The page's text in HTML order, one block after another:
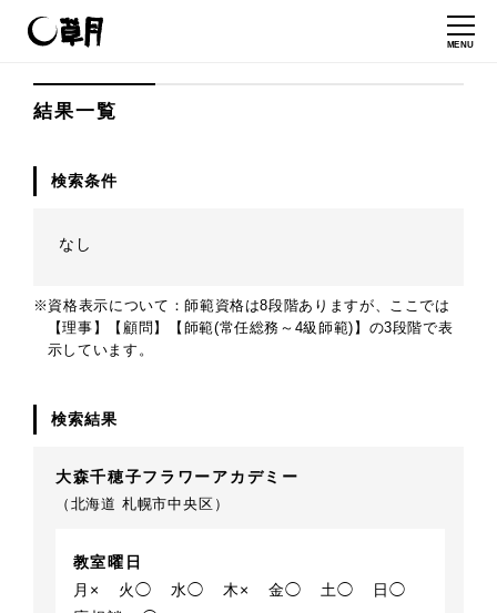
MENU
結果一覧
検索条件
なし
※資格表示について：師範資格は8段階ありますが、ここでは
【理事】【顧問】【師範(常任総務～4級師範)】の3段階で表
示しています。
検索結果
大森千穂子フラワーアカデミー
（北海道 札幌市中央区）
教室曜日
月×
火◯ 水◯ 木× 金◯ 土◯
日◯